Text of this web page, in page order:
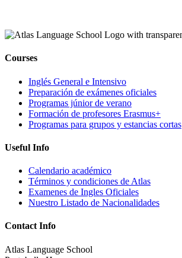
Courses
Inglés General e Intensivo
Preparación de exámenes oficiales
Programas júnior de verano
Formación de profesores Erasmus+
Programas para grupos y estancias cortas
Useful Info
Calendario académico
Términos y condiciones de Atlas
Examenes de Ingles Oficiales
Nuestro Listado de Nacionalidades
Contact Info
Atlas Language School